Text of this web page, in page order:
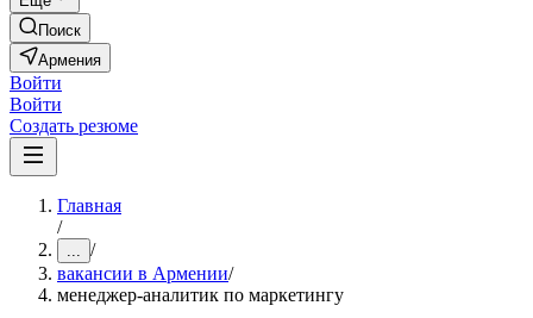
Поиск
Армения
Войти
Войти
Создать резюме
Главная
/
... /
вакансии в Армении/
менеджер-аналитик по маркетингу